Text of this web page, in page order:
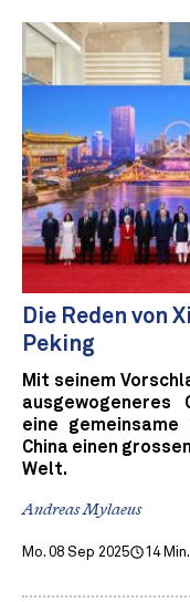
Die Reden von
Peking
Mit seinem
ausgewogeneres
eine
China einen
Welt.
Andreas Mylaeus
Mo. 08 Sep 2025 14 Min.